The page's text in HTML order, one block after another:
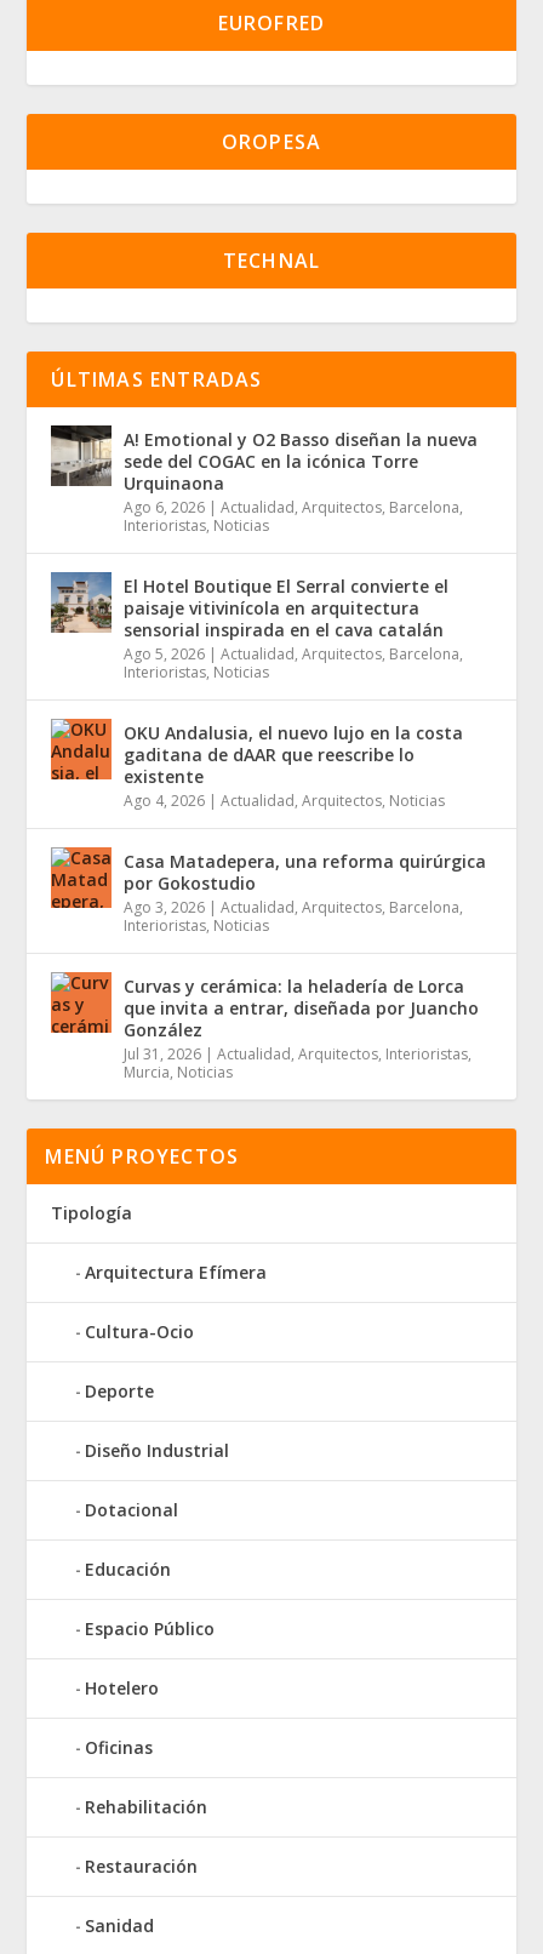
EUROFRED
OROPESA
TECHNAL
ÚLTIMAS ENTRADAS
A! Emotional y O2 Basso diseñan la nueva
sede del COGAC en la icónica Torre
Urquinaona
Ago 6, 2026 |Actualidad,Arquitectos, Barcelona,
Interioristas, Noticias
El Hotel Boutique El Serral convierte el
paisaje vitivinícola en arquitectura
sensorial inspirada en el cava catalán
Ago 5, 2026 |Actualidad,Arquitectos, Barcelona,
Interioristas, Noticias
OKU Andalusia, el nuevo lujo en la costa
gaditana de dAAR que reescribe lo
existente
Ago 4, 2026 |Actualidad,Arquitectos, Noticias
Casa Matadepera, una reforma quirúrgica
por Gokostudio
Ago 3, 2026 |Actualidad,Arquitectos, Barcelona,
Interioristas, Noticias
Curvas y cerámica: la heladería de Lorca
que invita a entrar, diseñada por Juancho
González
Jul 31, 2026 |Actualidad,Arquitectos, Interioristas,
Murcia, Noticias
MENÚ PROYECTOS
Tipología
Arquitectura Efímera
Cultura-Ocio
Deporte
Diseño Industrial
Dotacional
Educación
Espacio Público
Hotelero
Oficinas
Rehabilitación
Restauración
Sanidad